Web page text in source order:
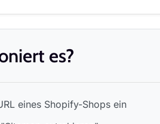
es?
eines Shopify-Shops ein